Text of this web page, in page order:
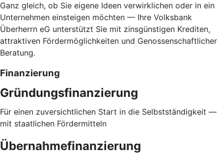
Ganz gleich, ob Sie eigene Ideen verwirklichen oder in ein
Unternehmen einsteigen möchten — Ihre Volksbank
Überherrn eG unterstützt Sie mit zinsgünstigen Krediten,
attraktiven Fördermöglichkeiten und Genossenschaftlicher
Beratung.
Finanzierung
Gründungsfinanzierung
Für einen zuversichtlichen Start in die Selbstständigkeit —
mit staatlichen Fördermitteln
Übernahmefinanzierung